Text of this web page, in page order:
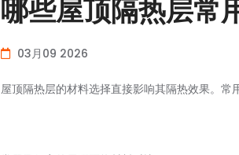
哪些屋顶隔热层常
03月09 2026
屋顶隔热层的材料选择直接影响其隔热效果。